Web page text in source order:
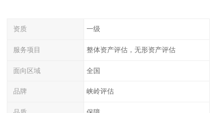
资质 一级
服务项目 整体资产评估，无形资产评估
面向区域 全国
品牌 峡岭评估